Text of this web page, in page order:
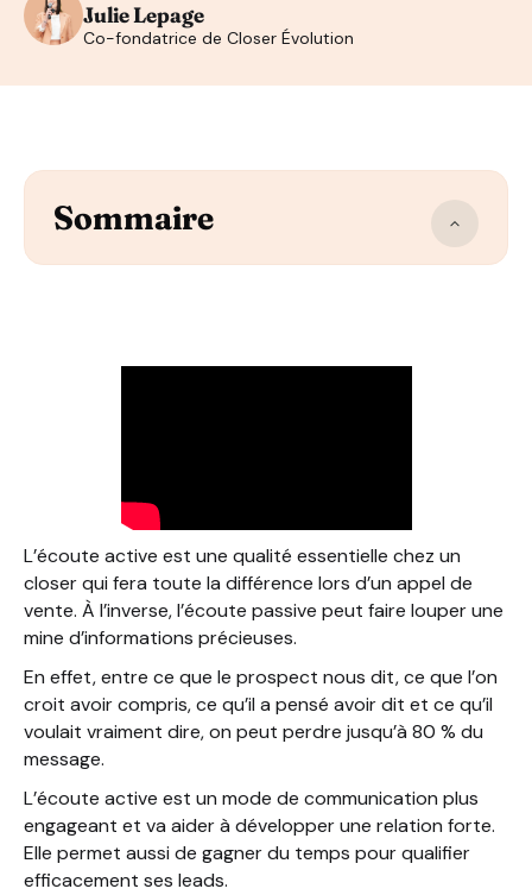
Julie Lepage
Co-fondatrice de Closer Évolution
Sommaire
L’écoute active est une qualité essentielle chez un
closer qui fera toute la différence lors d’un appel de
vente. À l’inverse, l’écoute passive peut faire louper une
mine d’informations précieuses.
En effet, entre ce que le prospect nous dit, ce que l’on
croit avoir compris, ce qu’il a pensé avoir dit et ce qu’il
voulait vraiment dire, on peut perdre jusqu’à 80 % du
message.
L’écoute active est un mode de communication plus
engageant et va aider à développer une relation forte.
Elle permet aussi de gagner du temps pour qualifier
efficacement ses leads.